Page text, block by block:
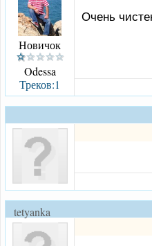
Новичок
Odessa
Треков:1
Очень
tetyanka